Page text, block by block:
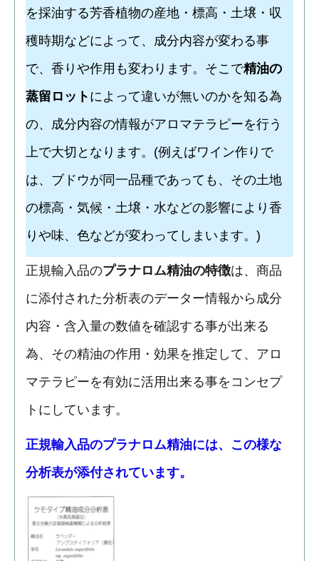
を採油する芳香植物の産地・標高・土壌・収
穫時期などによって、成分内容が変わる事
で、香りや作用も変わります。そこで精油の
蒸留ロット によって違いが無いのかを知る為
の、成分内容の情報がアロマテラピーを行う
上で大切となります。(例えばワイン作りで
は、ブドウが同一品種であっても、その土地
の標高・気候・土壌・水などの影響により香
りや味、色などが変わってしまいます。)
正規輸入品のプラナロム精油の特徴は、商品
に添付された分析表のデーター情報から成分
内容・含入量の数値を確認する事が出来る
為、その精油の作用・効果を推定して、アロ
マテラピーを有効に活用出来る事をコンセプ
トにしています。
正規輸入品のプラナロム精油には、この様な
分析表が添付されています。